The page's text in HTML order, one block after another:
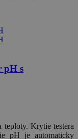
pH s
teploty. Krytie testera
pH je automaticky